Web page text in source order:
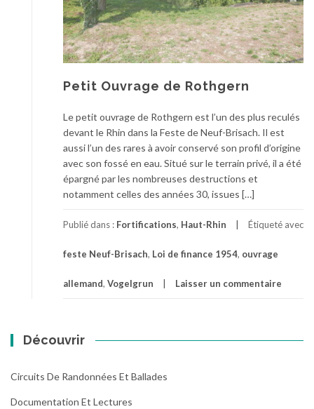
Petit Ouvrage de Rothgern
Le petit ouvrage de Rothgern est l’un des plus reculés
devant le Rhin dans la Feste de Neuf-Brisach. Il est
aussi l’un des rares à avoir conservé son profil d’origine
avec son fossé en eau. Situé sur le terrain privé, il a été
épargné par les nombreuses destructions et
notamment celles des années 30, issues […]
Publié dans : Fortifications, Haut-Rhin Étiqueté avec
feste Neuf-Brisach, Loi de finance 1954, ouvrage
allemand, Vogelgrun Laisser un commentaire
Découvrir
Circuits De Randonnées Et Ballades
Documentation Et Lectures